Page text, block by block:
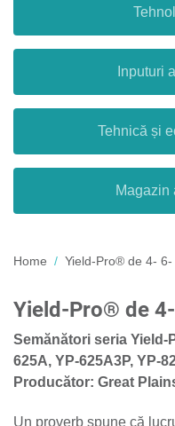
Inputuri
Tehnică și
Magazin
Home Yield-Pro® de 4-
Yield-Pro® de
Semănători seria Yield-
625A, YP-625A3P, YP-
Producător: Great
Un proverb spune că